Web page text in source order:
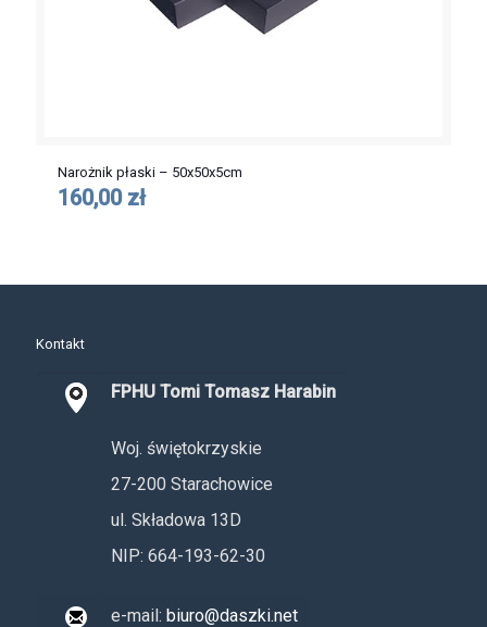
Narożnik płaski – 50x50x5cm
160,00 zł
Kontakt
FPHU Tomi Tomasz Harabin
Woj. świętokrzyskie
27-200 Starachowice
ul. Składowa 13D
NIP: 664-193-62-30
e-mail: biuro@daszki.net